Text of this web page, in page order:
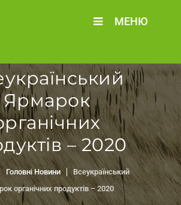
МЕНЮ
Ярмарок
– 2020
Головні Новини
Всеукраїнський
органічних продуктів – 2020